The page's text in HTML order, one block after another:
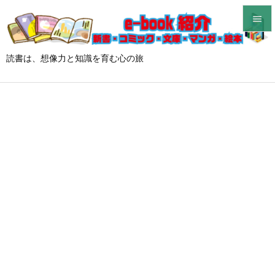
読書は、想像力と知識を育む心の旅

